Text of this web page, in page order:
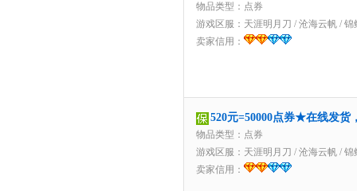
物品类型：点券
游戏区服： 天涯明月刀 / 沧海云帆 / 锦
卖家信用：
520元=50000点券★在线发
物品类型：点券
游戏区服： 天涯明月刀 / 沧海云帆 / 锦
卖家信用：